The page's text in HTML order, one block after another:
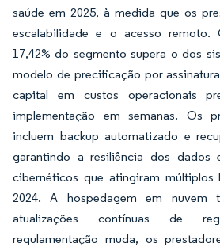
saúde em 2025, à medida que os
escalabilidade e o acesso
17,42% do segmento supera o dos
modelo de precificação por
capital em custos operacionais
implementação em semanas. Os
incluem backup automatizado e
garantindo a resiliência dos dados
cibernéticos que atingiram múltiplos
2024. A hospedagem em nuvem
atualizações contínuas de
regulamentação muda, os